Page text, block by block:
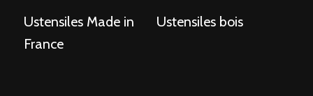
Ustensiles Made in
France
Ustensiles bois